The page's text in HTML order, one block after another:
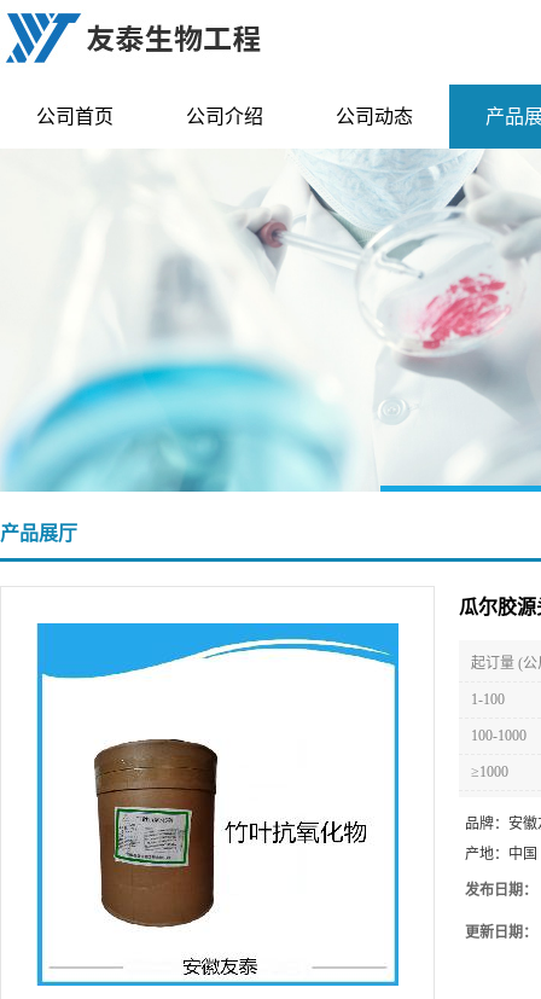
公司首页 公司介绍 公司动态 产品
产品展厅
瓜尔胶
起订量 (公
1-100
100-1000
≥1000
品牌： 安徽
产地： 中国
发布日期：
更新日期：